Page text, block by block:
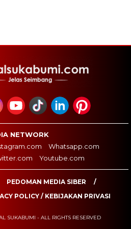
NETWORK
Whatsapp.com
Youtube.com
PEDOMAN MEDIA SIBER
POLICY / KEBIJAKAN PRIVASI
SUKABUMI - ALL RIGHTS RESERVED